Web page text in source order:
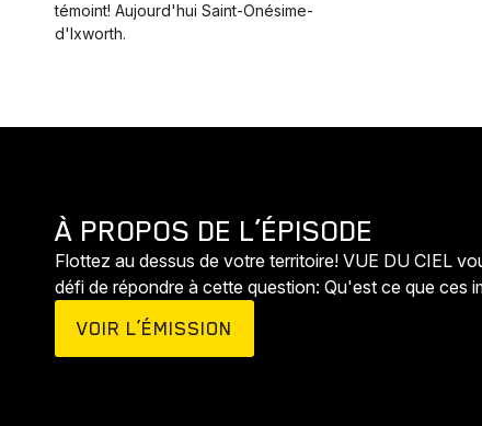
témoint! Aujourd'hui Saint-Onésime-
d'Ixworth.
À PROPOS DE L’ÉPISODE
Flottez au dessus de votre territoire! VUE DU CIEL
défi de répondre à cette question: Qu'est ce que ces
VOIR L’ÉMISSION